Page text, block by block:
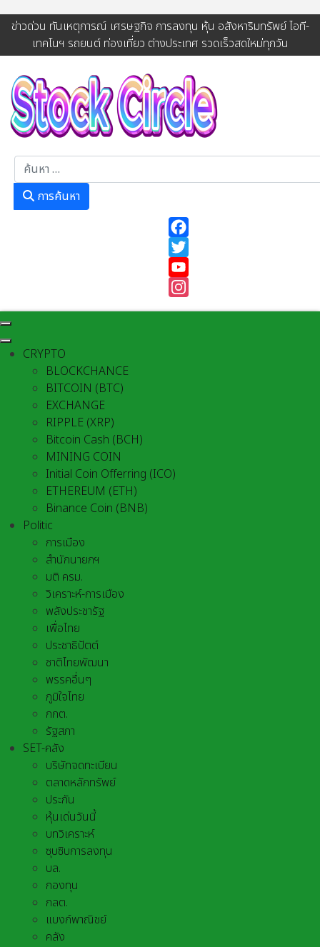
ข่าวด่วน ทันเหตุการณ์ เศรษฐกิจ การลงทุน หุ้น อสังหาริมทรัพย์ ไอที-
เทคโนฯ รถยนต์ ท่องเที่ยว ต่างประเทศ รวดเร็วสดใหม่ทุกวัน
การค้นหา
Instagram
CRYPTO
BLOCKCHANCE
BITCOIN (BTC)
EXCHANGE
RIPPLE (XRP)
Bitcoin Cash (BCH)
MINING COIN
Initial Coin Offerring (ICO)
ETHEREUM (ETH)
Binance Coin (BNB)
Politic
การเมือง
สำนักนายกฯ
มติ ครม.
วิเคราะห์-การเมือง
พลังประชารัฐ
เพื่อไทย
ประชาธิปัตต์
ชาติไทยพัฒนา
พรรคอื่นๆ
ภูมิใจไทย
กกต.
รัฐสภา
SET-คลัง
บริษัทจดทะเบียน
ตลาดหลักทรัพย์
ประกัน
หุ้นเด่นวันนี้
บทวิเคราะห์
ซุบซิบการลงทุน
บล.
กองทุน
กลต.
แบงก์พาณิชย์
คลัง